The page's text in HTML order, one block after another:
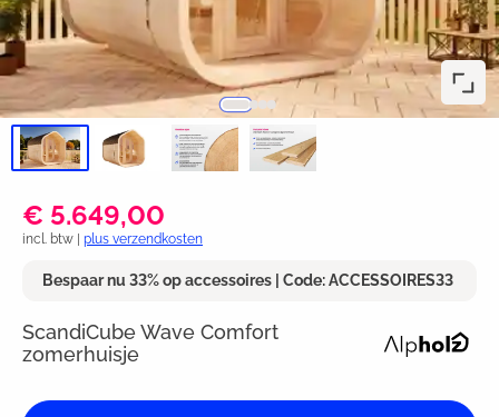
€ 5.649,00
incl. btw | plus verzendkosten
Bespaar nu 33% op accessoires | Code: ACCESSOIRES33
ScandiCube Wave Comfort
zomerhuisje